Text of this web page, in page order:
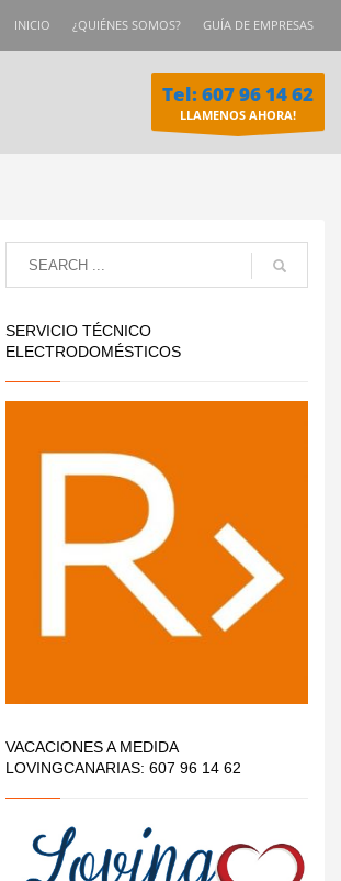
INICIO ¿QUIÉNES SOMOS? GUÍA DE EMPRESAS
Tel: 607 96 14 62
LLAMENOS AHORA!
SERVICIO TÉCNICO
ELECTRODOMÉSTICOS
VACACIONES A MEDIDA
LOVINGCANARIAS: 607 96 14 62